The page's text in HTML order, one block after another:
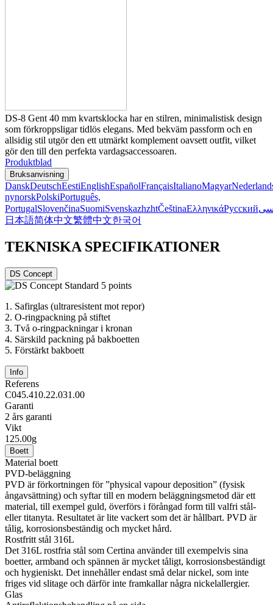
DS-8 Gent 40 mm kvartsklocka har en stilren, minimalistisk design
som förkroppsligar tidlös elegans. Med bekväm passform och en
allsidig stil utgör den ett utmärkt komplement oavsett outfit, vilket
gör den till den perfekta vardagsaccessoaren.
Produktblad
Bruksanvisning
DanskDeutschEestiEnglishEspañolFrançaisItalianoMagyar
nynorskPolskiPortuguês,
PortugalSlovenčinaSuomiSvenskazhzhtČeštinaΕλληνικάРусский
日本語简体中文繁體中文한국어
TEKNISKA SPECIFIKATIONER
DS Concept
1. Safirglas (ultraresistent mot repor)
2. O-ringpackning på stiftet
3. Två o-ringpackningar i kronan
4. Särskild packning på bakboetten
5. Förstärkt bakboett
Info
Referens
C045.410.22.031.00
Garanti
2 års garanti
Vikt
125.00g
Boett
Material boett
PVD-beläggning
PVD är förkortningen för ”physical vapour deposition” (fysisk
ångavsättning) och syftar till en modern beläggningsmetod där ett
material, till exempel guld, överförs i förångad form till valfri stål-
eller titanyta. Resultatet är lite vackert som det är hållbart. PVD är
tålig, korrosionsbeständig och mycket hård.
Rostfritt stål 316L
Det 316L rostfria stål som Certina använder till exempelvis sina
boetter, armband och spännen är mycket tåligt, korrosionsbeständigt
och hygieniskt. Det innehåller endast små delar nickel, som inte
friges vid slitage och därför inte framkallar några nickelallergier.
Glas